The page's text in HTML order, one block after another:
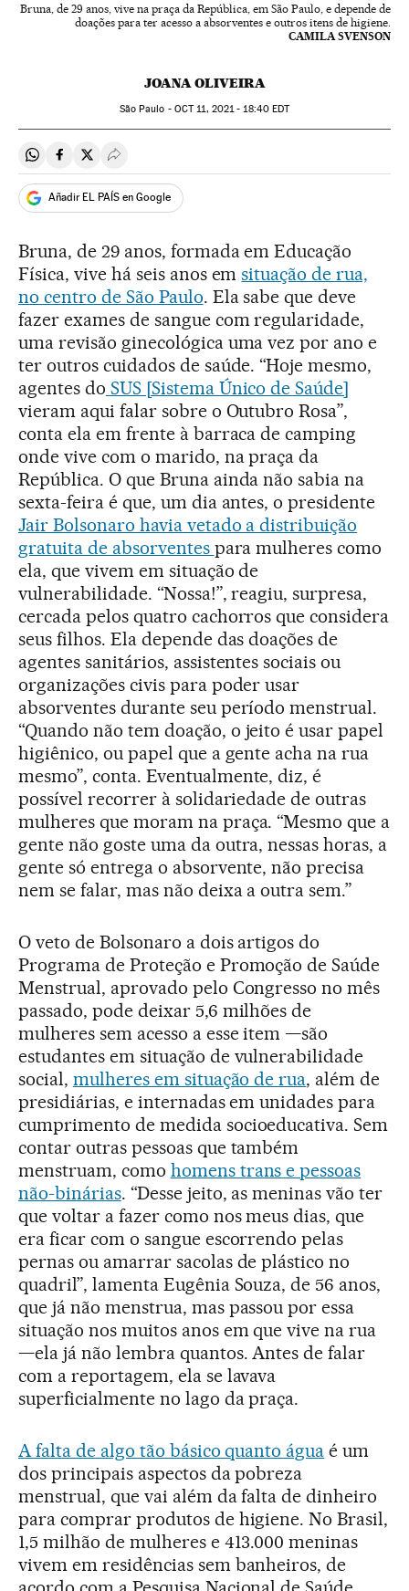
Bruna, de 29 anos, vive na praça da República, em São Paulo, e depende de
doações para ter acesso a absorventes e outros itens de higiene.
CAMILA SVENSON
JOANA OLIVEIRA
São Paulo - OCT11, 2021 - 18:40EDT
Compartir en Whatsapp
Compartir en Facebook
Compartir en Twitter
Desplegar Redes Sociales
Añadir EL PAÍS en Google
Bruna, de 29 anos, formada em Educação
Física, vive há seis anos emsituação de rua,
no centro de São Paulo. Ela sabe que deve
fazer exames de sangue com regularidade,
uma revisão ginecológica uma vez por ano e
ter outros cuidados de saúde. “Hoje mesmo,
agentes do SUS [Sistema Único de Saúde]
vieram aqui falar sobre o Outubro Rosa”,
conta ela em frente à barraca de camping
onde vive com o marido, na praça da
República. O que Bruna ainda não sabia na
sexta-feira é que, um dia antes, o presidente
Jair Bolsonaro havia vetado a distribuição
gratuita de absorventes para mulheres como
ela, que vivem em situação de
vulnerabilidade. “Nossa!”, reagiu, surpresa,
cercada pelos quatro cachorros que considera
seus filhos. Ela depende das doações de
agentes sanitários, assistentes sociais ou
organizações civis para poder usar
absorventes durante seu período menstrual.
“Quando não tem doação, o jeito é usar papel
higiênico, ou papel que a gente acha na rua
mesmo”, conta. Eventualmente, diz, é
possível recorrer à solidariedade de outras
mulheres que moram na praça. “Mesmo que a
gente não goste uma da outra, nessas horas, a
gente só entrega o absorvente, não precisa
nem se falar, mas não deixa a outra sem.”
O veto de Bolsonaro a dois artigos do
Programa de Proteção e Promoção de Saúde
Menstrual, aprovado pelo Congresso no mês
passado, pode deixar 5,6 milhões de
mulheres sem acesso a esse item —são
estudantes em situação de vulnerabilidade
social, mulheres em situação de rua, além de
presidiárias, e internadas em unidades para
cumprimento de medida socioeducativa. Sem
contar outras pessoas que também
menstruam, como homens trans e pessoas
não-binárias. “Desse jeito, as meninas vão ter
que voltar a fazer como nos meus dias, que
era ficar com o sangue escorrendo pelas
pernas ou amarrar sacolas de plástico no
quadril”, lamenta Eugênia Souza, de 56 anos,
que já não menstrua, mas passou por essa
situação nos muitos anos em que vive na rua
—ela já não lembra quantos. Antes de falar
com a reportagem, ela se lavava
superficialmente no lago da praça.
A falta de algo tão básico quanto água é um
dos principais aspectos da pobreza
menstrual, que vai além da falta de dinheiro
para comprar produtos de higiene. No Brasil,
1,5 milhão de mulheres e 413.000 meninas
vivem em residências sem banheiros, de